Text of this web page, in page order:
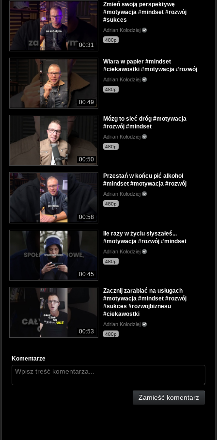
00:31
Zmień swoją perspektywę
#motywacja #mindset #rozwój
#sukces
Adrian Kołodziej
480p
00:49
Wiara w papier #mindset
#ciekawostki #motywacja #rozwój
Adrian Kołodziej
480p
00:50
Mózg to sieć dróg #motywacja
#rozwój #mindset
Adrian Kołodziej
480p
00:58
Przestań w końcu pić alkohol
#mindset #motywacja #rozwój
Adrian Kołodziej
480p
00:45
Ile razy w życiu słyszałeś...
#motywacja #rozwój #mindset
Adrian Kołodziej
480p
00:53
Zacznij zarabiać na usługach
#motywacja #mindset #rozwój
#sukces #rozwojbiznesu
#ciekawostki
Adrian Kołodziej
480p
Komentarze
Zamieść komentarz